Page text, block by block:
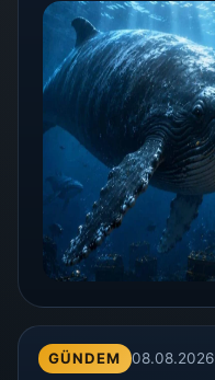
GÜNDEM 08.08.2026